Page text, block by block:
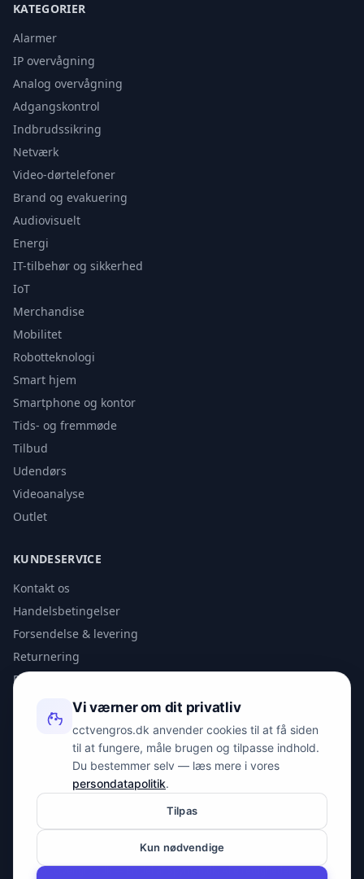
KATEGORIER
Alarmer
IP overvågning
Analog overvågning
Adgangskontrol
Indbrudssikring
Netværk
Video-dørtelefoner
Brand og evakuering
Audiovisuelt
Energi
IT-tilbehør og sikkerhed
IoT
Merchandise
Mobilitet
Robotteknologi
Smart hjem
Smartphone og kontor
Tids- og fremmøde
Tilbud
Udendørs
Videoanalyse
Outlet
KUNDESERVICE
Kontakt os
Handelsbetingelser
Forsendelse & levering
Returnering
Privatlivspolitik
KONTAKT
info@spyman.dk
Peter Bangs Vej 153, 2000 Frederiksberg
© 2026 cctvengros.dk — En del af Spyman.dk. Alle rettigheder
Vi værner om dit privatliv
cctvengros.dk anvender cookies til at få siden
til at fungere, måle brugen og tilpasse indhold.
Du bestemmer selv — læs mere i vores
persondatapolitik.
Tilpas
Kun nødvendige